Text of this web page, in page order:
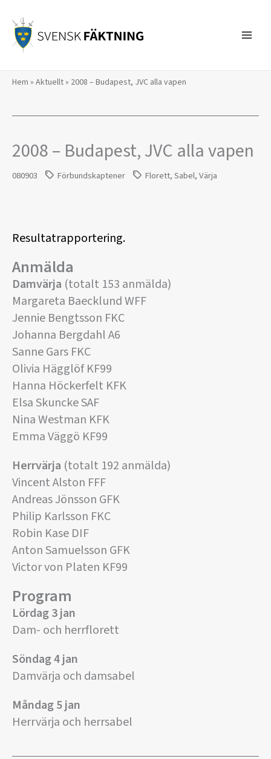
innehåll
Hem » Aktuellt» 2008 – Budapest, JVC alla vapen
2008 – Budapest, JVC alla vapen
080903 Förbundskaptener Florett,Sabel,Värja
Resultatrapportering.
Anmälda
Damvärja (totalt 153 anmälda)
Margareta Baecklund WFF
Jennie Bengtsson FKC
Johanna Bergdahl A6
Sanne Gars FKC
Olivia Hägglöf KF99
Hanna Höckerfelt KFK
Elsa Skuncke SAF
Nina Westman KFK
Emma Väggö KF99
Herrvärja (totalt 192 anmälda)
Vincent Alston FFF
Andreas Jönsson GFK
Philip Karlsson FKC
Robin Kase DIF
Anton Samuelsson GFK
Victor von Platen KF99
Program
Lördag 3 jan
Dam- och herrflorett
Söndag 4 jan
Damvärja och damsabel
Måndag 5 jan
Herrvärja och herrsabel